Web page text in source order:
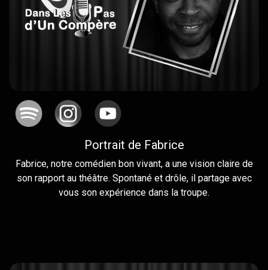
Portrait de Fabrice
Fabrice, notre comédien bon vivant, a une vision claire de
son rapport au théâtre. Spontané et drôle, il partage avec
vous son expérience dans la troupe.